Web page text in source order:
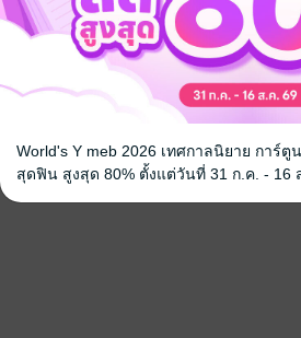
World's Y meb 2026 เทศกาลนิยาย การ์
สุดฟิน สูงสุด 80% ตั้งแต่วันที่ 31 ก.ค. - 16